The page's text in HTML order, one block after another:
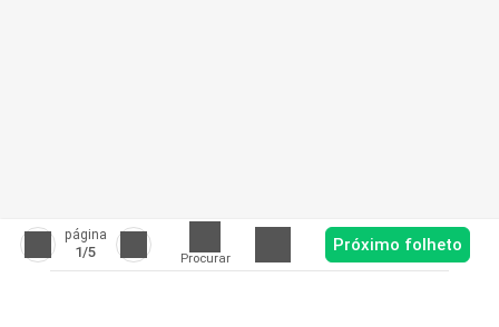
página
1/5 Procurar
Próximo folheto